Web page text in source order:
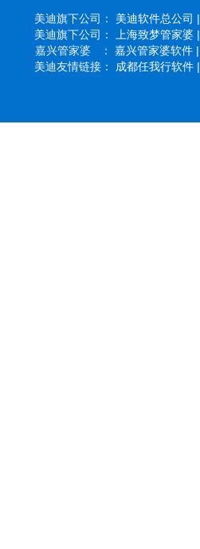
美迪旗下公司： 美迪软件总公司 |
美迪旗下公司：
上海致梦管家婆 |
嘉兴管家婆 ： 嘉兴管家婆软件 |
美迪友情链接： 成都任我行软件 |